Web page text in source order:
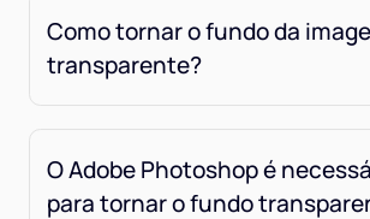
Como tornar o fundo da
transparente?
O Adobe Photoshop é
para tornar o fundo